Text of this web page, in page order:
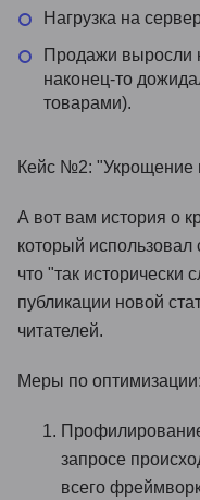
Нагрузка на
Продажи выросли
наконец-то
товарами).
Кейс №2: "Укрощение
А вот вам история о
который
что "так исторически
публикации новой
читателей.
Меры по оптимизации:
запросе
всего